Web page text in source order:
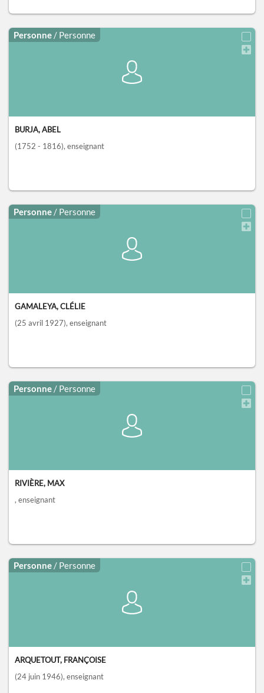
Personne / Personne
BURJA, ABEL
(1752 - 1816), enseignant
Personne / Personne
GAMALEYA, CLÉLIE
(25 avril 1927), enseignant
Personne / Personne
RIVIÈRE, MAX
, enseignant
Personne / Personne
ARQUETOUT, FRANÇOISE
(24 juin 1946), enseignant